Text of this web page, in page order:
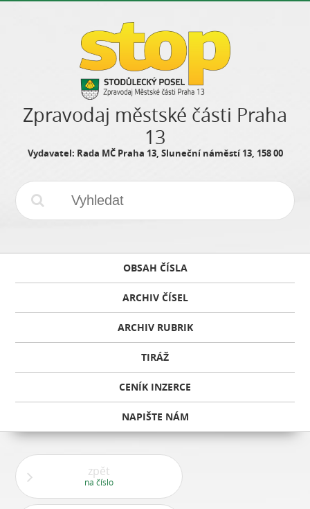
Zpravodaj městské části Praha
13
Vydavatel: Rada MČ Praha 13, Sluneční náměstí 13, 158 00
OBSAH ČÍSLA
ARCHIV ČÍSEL
ARCHIV RUBRIK
TIRÁŽ
CENÍK INZERCE
NAPIŠTE NÁM
zpět
na číslo